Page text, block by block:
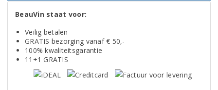
BeauVin staat voor:
Veilig betalen
GRATIS bezorging vanaf € 50,-
100% kwaliteitsgarantie
11+1 GRATIS